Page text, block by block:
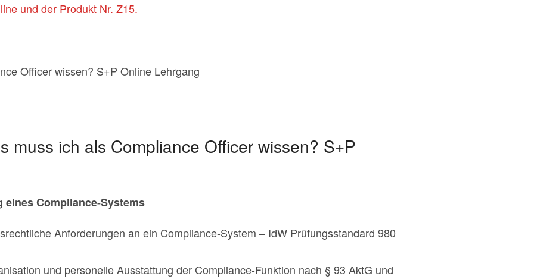
und der Produkt Nr. Z15.
muss ich als Compliance Officer wissen? S+P
eines Compliance-Systems
Anforderungen an ein Compliance-System – IdW Prüfungsstandard 980
und personelle Ausstattung der Compliance-Funktion nach § 93 AktG und